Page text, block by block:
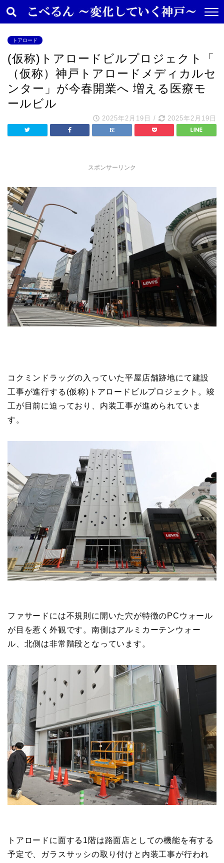
トアロード
(仮称)トアロードビルプロジェクト「
（仮称）神戸トアロードメディカルセ
ンター」が今春開業へ 増える医療モ
ールビル
2025年2月19日 / 2025年2月19日
スポンサーリンク
コクミンドラッグの入っていた平屋店舗跡地にて建設
工事が進行する(仮称)トアロードビルプロジェクト。竣
工が目前に迫っており、内装工事が進められていま
す。
ファサードには不規則に開いた穴が特徴のPCウォール
が目を惹く外観です。南側はアルミカーテンウォー
ル、北側は非常階段となっています。
トアロードに面する1階は路面店としての機能を有する
予定で、ガラスサッシの取り付けと内装工事が行われ